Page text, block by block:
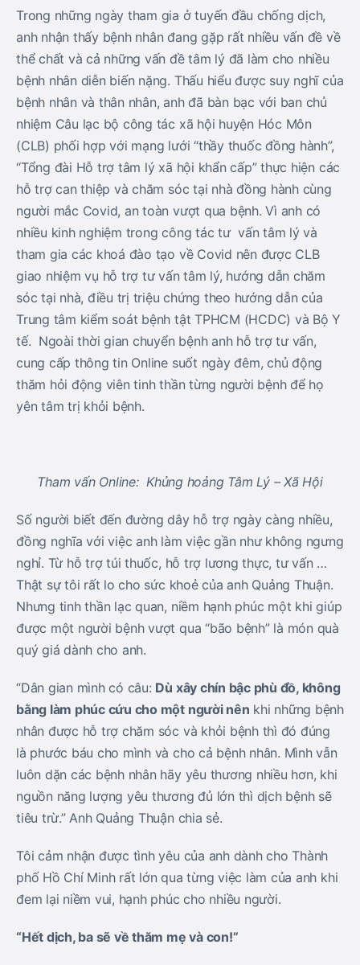
Trong những ngày tham gia ở tuyến đầu chống dịch,
anh nhận thấy bệnh nhân đang gặp rất nhiều vấn đề về
thể chất và cả những vấn đề tâm lý đã làm cho nhiều
bệnh nhân diễn biến nặng. Thấu hiểu được suy nghĩ của
bệnh nhân và thân nhân, anh đã bàn bạc với ban chủ
nhiệm Câu lạc bộ công tác xã hội huyện Hóc Môn
(CLB) phối hợp với mạng lưới “thầy thuốc đồng hành”,
“Tổng đài Hỗ trợ tâm lý xã hội khẩn cấp” thực hiện các
hỗ trợ can thiệp và chăm sóc tại nhà đồng hành cùng
người mắc Covid, an toàn vượt qua bệnh. Vì anh có
nhiều kinh nghiệm trong công tác tư vấn tâm lý và
tham gia các khoá đào tạo về Covid nên được CLB
giao nhiệm vụ hỗ trợ tư vấn tâm lý, hướng dẫn chăm
sóc tại nhà, điều trị triệu chứng theo hướng dẫn của
Trung tâm kiểm soát bệnh tật TPHCM (HCDC) và Bộ Y
tế. Ngoài thời gian chuyển bệnh anh hỗ trợ tư vấn,
cung cấp thông tin Online suốt ngày đêm, chủ động
thăm hỏi động viên tinh thần từng người bệnh để họ
yên tâm trị khỏi bệnh.
Tham vấn Online: Khủng hoảng Tâm Lý – Xã Hội
Số người biết đến đường dây hỗ trợ ngày càng nhiều,
đồng nghĩa với việc anh làm việc gần như không ngưng
nghỉ. Từ hỗ trợ túi thuốc, hỗ trợ lương thực, tư vấn …
Thật sự tôi rất lo cho sức khoẻ của anh Quảng Thuận.
Nhưng tinh thần lạc quan, niềm hạnh phúc một khi giúp
được một người bệnh vượt qua “bão bệnh” là món quà
quý giá dành cho anh.
“Dân gian mình có câu: Dù xây chín bậc phù đồ, không
bằng làm phúc cứu cho một ngườinên khi những bệnh
nhân được hỗ trợ chăm sóc và khỏi bệnh thì đó đúng
là phước báu cho mình và cho cả bệnh nhân. Mình vẫn
luôn dặn các bệnh nhân hãy yêu thương nhiều hơn, khi
nguồn năng lượng yêu thương đủ lớn thì dịch bệnh sẽ
tiêu trừ.” Anh Quảng Thuận chia sẻ.
Tôi cảm nhận được tình yêu của anh dành cho Thành
phố Hồ Chí Minh rất lớn qua từng việc làm của anh khi
đem lại niềm vui, hạnh phúc cho nhiều người.
“Hết dịch, ba sẽ về thăm mẹ và con!”